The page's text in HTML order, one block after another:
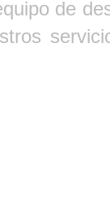
de